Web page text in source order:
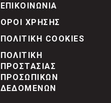
ΕΠΙΚΟΙΝΩΝΙΑ
ΟΡΟΙ ΧΡΗΣΗΣ
ΠΟΛΙΤΙΚΗ COOKIES
ΠΟΛΙΤΙΚΗ
ΠΡΟΣΤΑΣΙΑΣ
ΠΡΟΣΩΠΙΚΩΝ
ΔΕΔΟΜΕΝΩΝ